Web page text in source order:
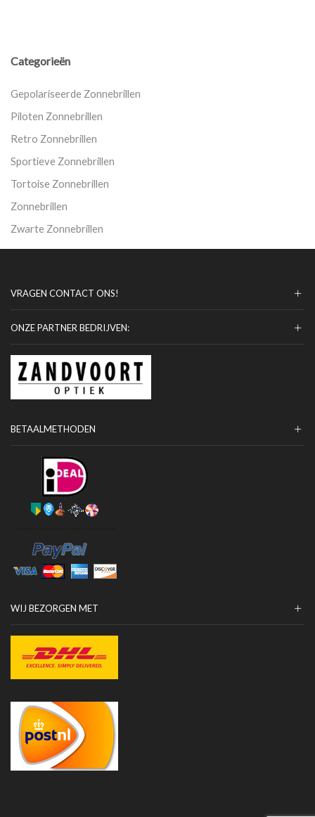
Categorieën
Gepolariseerde Zonnebrillen
Piloten Zonnebrillen
Retro Zonnebrillen
Sportieve Zonnebrillen
Tortoise Zonnebrillen
Zonnebrillen
Zwarte Zonnebrillen
VRAGEN CONTACT ONS!
ONZE PARTNER BEDRIJVEN:
BETAALMETHODEN
WIJ BEZORGEN MET